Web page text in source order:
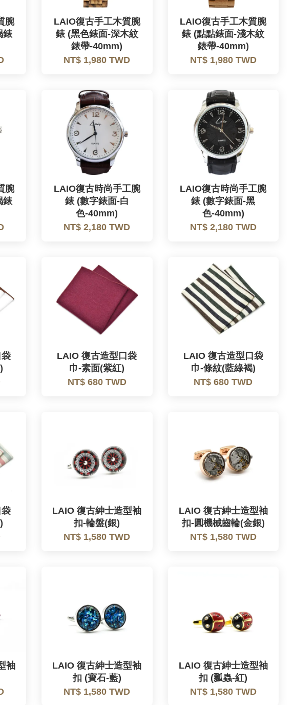
腕
錶
LAIO復古手工木質腕
錶 (黑色錶面-深木紋
錶帶-40mm)
NT$ 1,980 TWD
LAIO復古手工木質腕
錶 (點點錶面-淺木紋
錶帶-40mm)
NT$ 1,980 TWD
腕
錶
LAIO復古時尚手工腕
錶 (數字錶面-白
色-40mm)
NT$ 2,180 TWD
LAIO復古時尚手工腕
錶 (數字錶面-黑
色-40mm)
NT$ 2,180 TWD
LAIO 復古造型口袋
巾-素面(紫紅)
NT$ 680 TWD
LAIO 復古造型口袋
巾-條紋(藍綠褐)
NT$ 680 TWD
LAIO 復古紳士造型袖
扣-輪盤(銀)
NT$ 1,580 TWD
LAIO 復古紳士造型袖
扣-圓機械齒輪(金銀)
NT$ 1,580 TWD
袖
LAIO 復古紳士造型袖
扣 (寶石-藍)
NT$ 1,580 TWD
LAIO 復古紳士造型袖
扣 (瓢蟲-紅)
NT$ 1,580 TWD